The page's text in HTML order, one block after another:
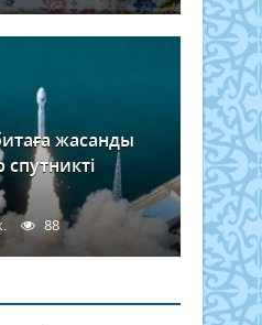
жасанды
спутникті
88